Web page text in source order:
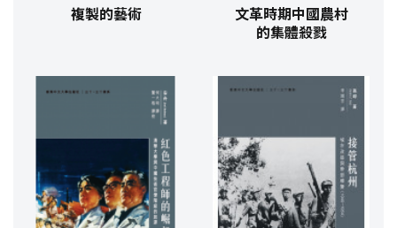
複製的藝術
文革時期中國農村
的集體殺戮